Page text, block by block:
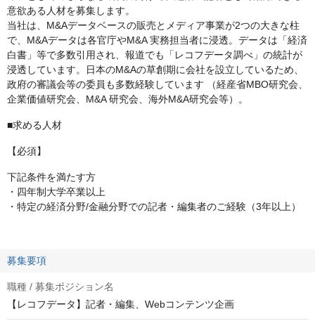
意欲ある人材を募集します。
当社は、M&Aデータベースの販売とメディア事業が2つの大きな柱
で、M&Aデータは各官庁やM&A 実務担当者に浸透。データは「経済
白書」等で多数引用され、報道でも「レコフデータ調べ」の統計が
浸透しています。日本のM&Aの草創期に会社を設立しているため、
政府の審議会等の委員も多数経験しています （経産省MBO研究会、
企業価値研究会、M&A 研究会、海外M&A研究会等）。
■求める人材
【必須】
下記条件を満たす方
・四年制大学卒業以上
・特定の経済分野/金融分野での記者・編集者のご経験（3年以上）
募集要項
職種 / 募集ポジション名
【レコフデータ】記者・編集、Webコンテンツ企画